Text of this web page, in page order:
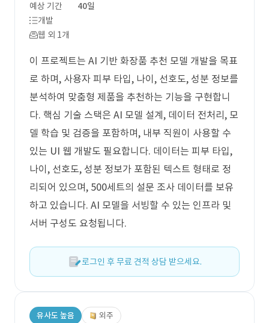
예상 기간
40일
개발
웹 외 1개
이 프로젝트는 AI 기반 화장품 추천 모델 개발을 목표
로 하며, 사용자 피부 타입, 나이, 선호도, 성분 정보를
분석하여 맞춤형 제품을 추천하는 기능을 구현합니
다. 핵심 기술 스택은 AI 모델 설계, 데이터 전처리, 모
델 학습 및 검증을 포함하며, 내부 직원이 사용할 수
있는 UI 웹 개발도 필요합니다. 데이터는 피부 타입,
나이, 선호도, 성분 정보가 포함된 텍스트 형태로 정
리되어 있으며, 500세트의 설문 조사 데이터를 보유
하고 있습니다. AI 모델을 서빙할 수 있는 인프라 및
서버 구성도 요청됩니다.
로그인 후 무료 견적 상담 받으세요.
유사도 높음 외주